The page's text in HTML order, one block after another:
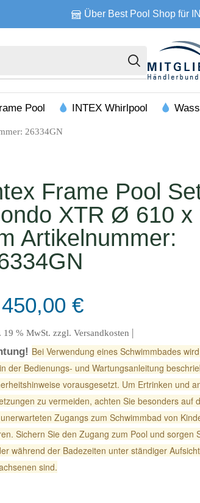
Über Best Pool Shop für
Pool INTEX Whirlpool
26334GN
Frame Pool
XTR Ø 610 x
Artikelnummer:
€
19 % MwSt. zzgl. Versandkosten |
Bei Verwendung eines Schwimmbades
der Bedienungs- und Wartungsanleitung
vorausgesetzt. Um Ertrinken und
zu vermeiden, achten Sie besonders auf
Zugangs zum Schwimmbad von
Sichern Sie den Zugang zum Pool und sorgen
während der Badezeiten unter ständiger
sind.